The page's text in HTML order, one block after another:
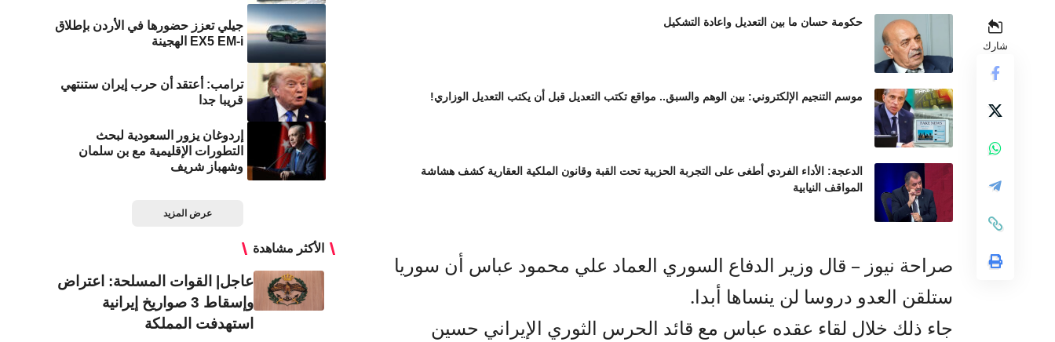
شارك
حكومة حسان ما بين التعديل واعادة التشكيل
موسم التنجيم الإلكتروني: بين الوهم والسبق.. مواقع تكتب التعديل قبل أن يكتب التعديل الوزاري!
الدعجة: الأداء الفردي أطغى على التجربة الحزبية تحت القبة وقانون الملكية العقارية كشف هشاشة
المواقف النيابية
صراحة نيوز – قال وزير الدفاع السوري العماد علي محمود عباس أن سوريا
ستلقن العدو دروسا لن ينساها أبدا.
جاء ذلك خلال لقاء عقده عباس مع قائد الحرس الثوري الإيراني حسين
جيلي تعزز حضورها في الأردن بإطلاق
EX5 EM-i الهجينة
ترامب: أعتقد أن حرب إيران ستنتهي
قريبا جدا
إردوغان يزور السعودية لبحث
التطورات الإقليمية مع بن سلمان
وشهباز شريف
عرض المزيد
الأكثر مشاهدة
عاجل| القوات المسلحة: اعتراض
وإسقاط 3 صواريخ إيرانية
استهدفت المملكة